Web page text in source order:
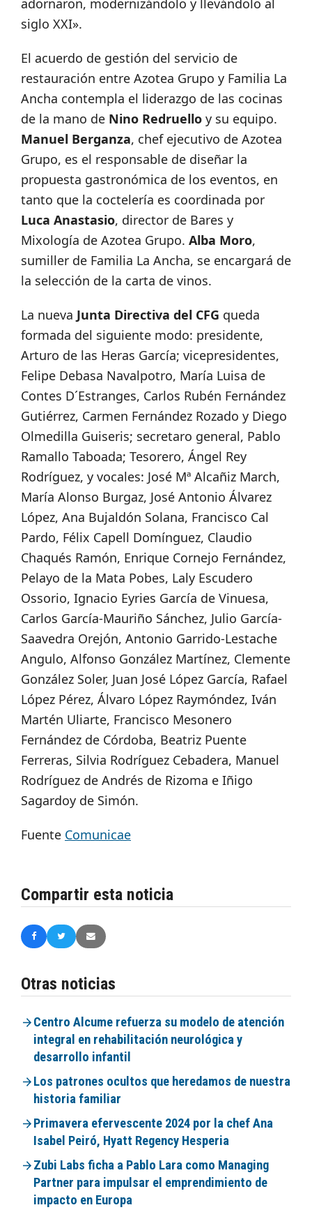
adornaron, modernizándolo y llevándolo al
siglo XXI».
El acuerdo de gestión del servicio de
restauración entre Azotea Grupo y Familia La
Ancha contempla el liderazgo de las cocinas
de la mano de Nino Redruello y su equipo.
Manuel Berganza, chef ejecutivo de Azotea
Grupo, es el responsable de diseñar la
propuesta gastronómica de los eventos, en
tanto que la coctelería es coordinada por
Luca Anastasio, director de Bares y
Mixología de Azotea Grupo. Alba Moro,
sumiller de Familia La Ancha, se encargará de
la selección de la carta de vinos.
La nueva Junta Directiva del CFG queda
formada del siguiente modo: presidente,
Arturo de las Heras García; vicepresidentes,
Felipe Debasa Navalpotro, María Luisa de
Contes D´Estranges, Carlos Rubén Fernández
Gutiérrez, Carmen Fernández Rozado y Diego
Olmedilla Guiseris; secretaro general, Pablo
Ramallo Taboada; Tesorero, Ángel Rey
Rodríguez, y vocales: José Mª Alcañiz March,
María Alonso Burgaz, José Antonio Álvarez
López, Ana Bujaldón Solana, Francisco Cal
Pardo, Félix Capell Domínguez, Claudio
Chaqués Ramón, Enrique Cornejo Fernández,
Pelayo de la Mata Pobes, Laly Escudero
Ossorio, Ignacio Eyries García de Vinuesa,
Carlos García-Mauriño Sánchez, Julio García-
Saavedra Orejón, Antonio Garrido-Lestache
Angulo, Alfonso González Martínez, Clemente
González Soler, Juan José López García, Rafael
López Pérez, Álvaro López Raymóndez, Iván
Martén Uliarte, Francisco Mesonero
Fernández de Córdoba, Beatriz Puente
Ferreras, Silvia Rodríguez Cebadera, Manuel
Rodríguez de Andrés de Rizoma e Iñigo
Sagardoy de Simón.
Fuente Comunicae
Compartir esta noticia
Otras noticias
Centro Alcume refuerza su modelo de atención
integral en rehabilitación neurológica y
desarrollo infantil
Los patrones ocultos que heredamos de nuestra
historia familiar
Primavera efervescente 2024 por la chef Ana
Isabel Peiró, Hyatt Regency Hesperia
Zubi Labs ficha a Pablo Lara como Managing
Partner para impulsar el emprendimiento de
impacto en Europa